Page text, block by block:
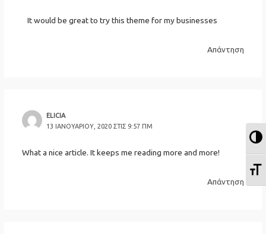
It would be great to try this theme for my businesses
Απάντηση
ELICIA
13 ΙΑΝΟΥΑΡΊΟΥ, 2020 ΣΤΙΣ 9:57 ΠΜ
What a nice article. It keeps me reading more and more!
Απάντηση